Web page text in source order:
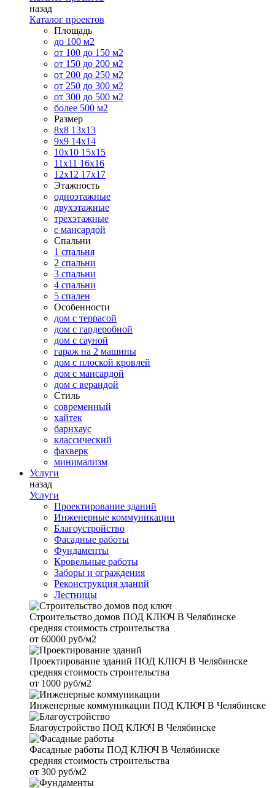
назад
Каталог проектов
Площадь
до 100 м2
от 100 до 150 м2
от 150 до 200 м2
от 200 до 250 м2
от 250 до 300 м2
от 300 до 500 м2
более 500 м2
Размер
8х8 13х13
9х9 14х14
10х10 15х15
11x11 16х16
12х12 17х17
Этажность
одноэтажные
двухэтажные
трехэтажные
с мансардой
Спальни
1 спальня
2 спальни
3 спальни
4 спальни
5 спален
Особенности
дом с террасой
дом с гардеробной
дом с сауной
гараж на 2 машины
дом с плоской кровлей
дом с мансардой
дом с верандой
Стиль
современный
хайтек
барнхаус
классический
фахверк
минимализм
Услуги
назад
Услуги
Проектирование зданий
Инженерные коммуникации
Благоустройство
Фасадные работы
Фундаменты
Кровельные работы
Заборы и ограждения
Реконструкция зданий
Лестницы
Строительство домов ПОД КЛЮЧ В Челябинске
средняя стоимость строительства
от 60000 руб/м2
Проектирование зданий ПОД КЛЮЧ В Челябинске
средняя стоимость строительства
от 1000 руб/м2
Инженерные коммуникации ПОД КЛЮЧ В Челябинске
Благоустройство ПОД КЛЮЧ В Челябинске
Фасадные работы ПОД КЛЮЧ В Челябинске
средняя стоимость строительства
от 300 руб/м2